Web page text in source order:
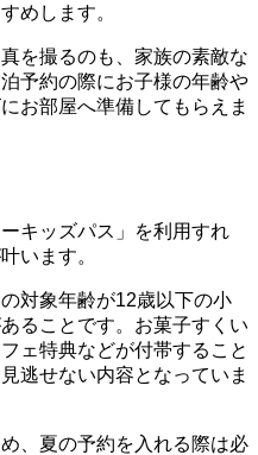
めします。
を撮るのも、家族の素敵な
予約の際にお子様の年齢や
お部屋へ準備してもらえま
キッズパス」を利用すれ
います。
対象年齢が12歳以下の小
ることです。お菓子すくい
ェ特典などが付帯すること
逃せない内容となっていま
、夏の予約を入れる際は必